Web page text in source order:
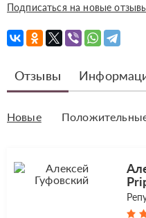
Подписаться на новые
Отзывы
Новые